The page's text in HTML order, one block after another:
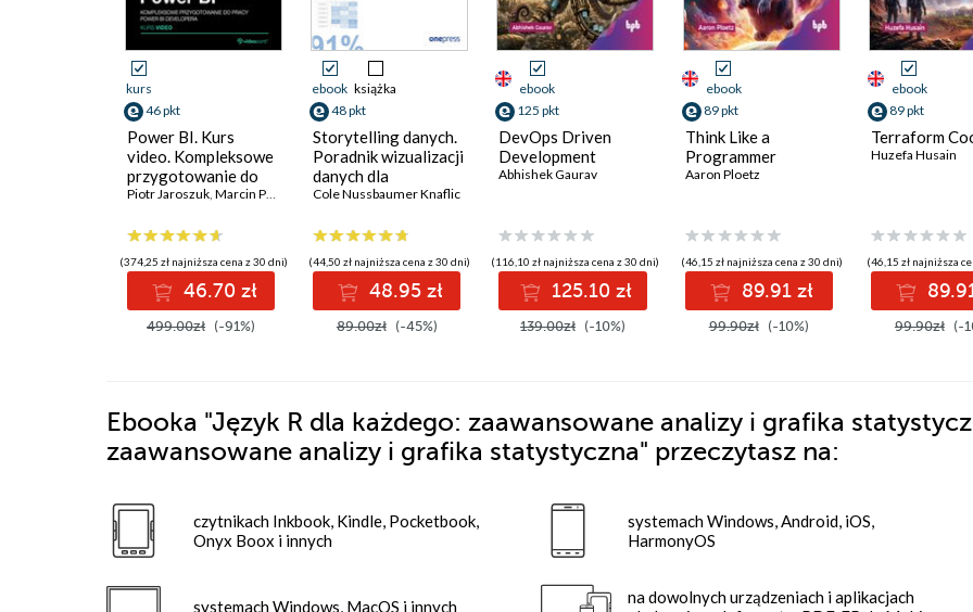
kurs
46 pkt
Power BI. Kurs
video. Kompleksowe
przygotowanie do
pracy Power BI
Piotr Jaroszuk, Marcin Paluszkiewicz
(374,25 zł najniższa cena z 30 dni)
46.70 zł
499.00zł (-91%)
ebook książka
48 pkt
Storytelling danych.
Poradnik wizualizacji
danych dla
profesjonalistów
Cole Nussbaumer Knaflic
(44,50 zł najniższa cena z 30 dni)
48.95 zł
89.00zł (-45%)
ebook
125 pkt
DevOps Driven
Development
Abhishek Gaurav
(116,10 zł najniższa cena z 30 dni)
125.10 zł
139.00zł (-10%)
ebook
89 pkt
Think Like a
Programmer
Aaron Ploetz
(46,15 zł najniższa cena z 30 dni)
89.91 zł
99.90zł (-10%)
ebook
89 pkt
Terraform
Huzefa Husain
(46,15 zł najniższa
99.90zł (-
Ebooka "Język R dla każdego: zaawansowane analizy i grafika
zaawansowane analizy i grafika statystyczna" przeczytasz na:
czytnikach Inkbook, Kindle, Pocketbook,
Onyx Boox i innych
systemach Windows, MacOS i innych
systemach Windows, Android, iOS,
HarmonyOS
na dowolnych urządzeniach i aplikacjach